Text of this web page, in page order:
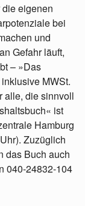
eigenen
bei
und
Gefahr läuft,
– »Das
MWSt.
alle, die sinnvoll
ist
Hamburg
Zuzüglich
das Buch auch
040-24832-104